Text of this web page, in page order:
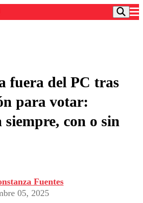
TV
Internacional
Nacional
fuera del PC tras
para votar:
con o sin
Fuentes
05, 2025